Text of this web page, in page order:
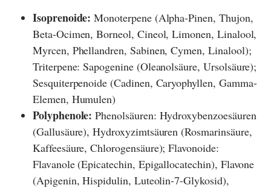
Isoprenoide: Monoterpene (Alpha-Pinen, Thujon,
Beta-Ocimen, Borneol, Cineol, Limonen, Linalool,
Myrcen, Phellandren, Sabinen, Cymen, Linalool);
Triterpene: Sapogenine (Oleanolsäure, Ursolsäure);
Sesquiterpenoide (Cadinen, Caryophyllen, Gamma-
Elemen, Humulen)
Polyphenole: Phenolsäuren: Hydroxybenzoesäuren
(Gallusäure), Hydroxyzimtsäuren (Rosmarinsäure,
Kaffeesäure, Chlorogensäure); Flavonoide:
Flavanole (Epicatechin, Epigallocatechin), Flavone
(Apigenin, Hispidulin, Luteolin-7-Glykosid),